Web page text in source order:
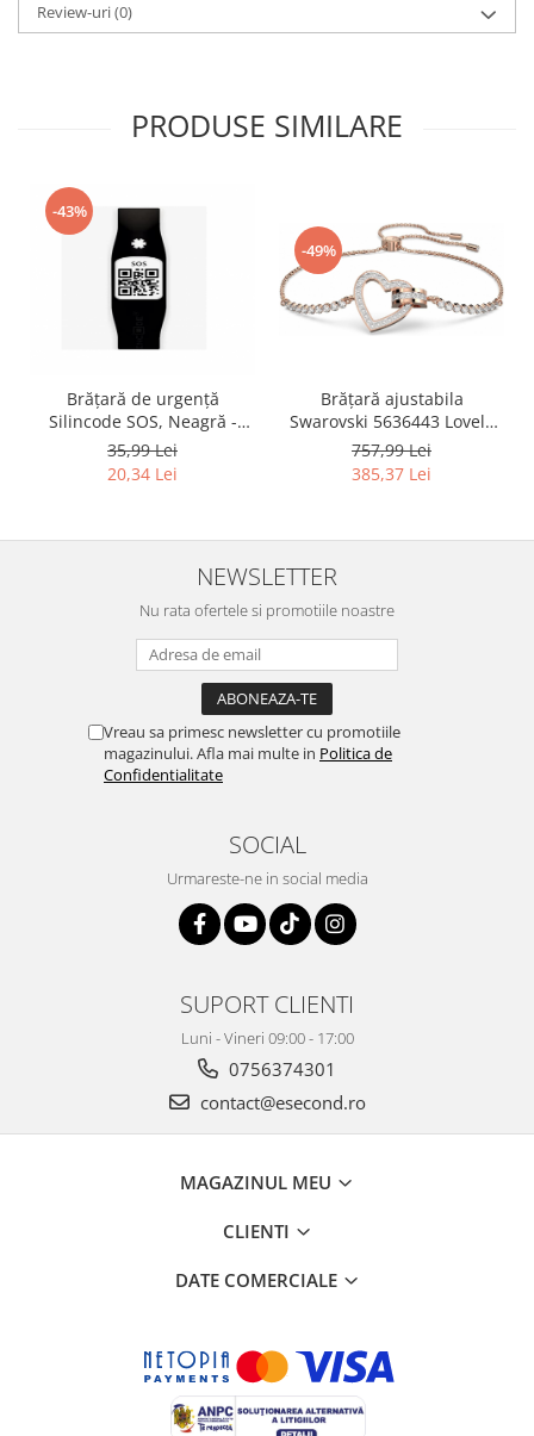
Accesorii aparate hair styling
Articole Sanatate si Wellness
Cosmetice si produse ingrijire
personala
Igiena dentara
Jucarii, Copii & Bebe
Camera copilului
Hrana bebelusi
Jucarii si Jocuri
Maternitate
Acvaristica
Castroane si adapatori animale
Igiena animale de companie
Mobila si transport animale de
PC, Periferice & Software
Componente PC
Desktop PC & Monitoare
Retelistica & Supraveghere
Servere, Componente & UPS
Sport & Activitati in aer liber
Accesorii antrenament
Audio HI-FI & Profesionale
Camere video si sport
Review-uri(0)
PRODUSE SIMILARE
-43%
Brățară de urgență
Silincode SOS, Neagră -
RESIGILAT
35,99 Lei
20,34 Lei
-49%
Brățară ajustabila
Swarovski 5636443 Lovely
heart white - RESIGILAT
757,99 Lei
385,37 Lei
NEWSLETTER
Nu rata ofertele si promotiile noastre
Vreau sa primesc newsletter cu promotiile
magazinului. Afla mai multe in Politica de
Confidentialitate
SOCIAL
Urmareste-ne in social media
SUPORT CLIENTI
Luni - Vineri 09:00 - 17:00
0756374301
contact@esecond.ro
MAGAZINUL MEU
CLIENTI
DATE COMERCIALE